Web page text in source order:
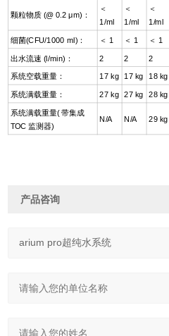
颗粒物质 (@ 0.2 μm)：
＜
1/ml
＜
1/ml
＜
1/ml
细菌(CFU/1000 ml)： ＜ 1 ＜ 1 ＜ 1
出水流速 (l/min)： 2 2 2
系统空载重量： 17 kg 17 kg 18 kg
系统满载重量： 27 kg 27 kg 28 kg
系统满载重量( 带集成
TOC 监测器)
N/A N/A 29 kg
产品咨询